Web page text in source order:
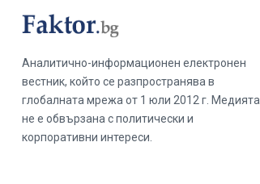
Аналитично-информационен електронен
вестник, който се разпространява в
глобалната мрежа от 1 юли 2012 г. Медията
не е обвързана с политически и
корпоративни интереси.